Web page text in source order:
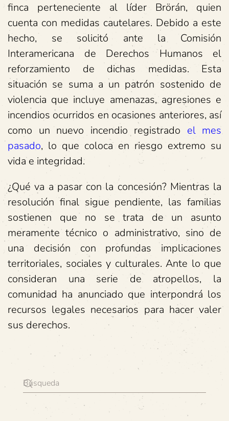
finca perteneciente al líder Brörán, quien
cuenta con medidas cautelares. Debido a este
hecho, se solicitó ante la Comisión
Interamericana de Derechos Humanos el
reforzamiento de dichas medidas. Esta
situación se suma a un patrón sostenido de
violencia que incluye amenazas, agresiones e
incendios ocurridos en ocasiones anteriores, así
como un nuevo incendio registrado el mes
pasado, lo que coloca en riesgo extremo su
vida e integridad.
¿Qué va a pasar con la concesión? Mientras la
resolución final sigue pendiente, las familias
sostienen que no se trata de un asunto
meramente técnico o administrativo, sino de
una decisión con profundas implicaciones
territoriales, sociales y culturales. Ante lo que
consideran una serie de atropellos, la
comunidad ha anunciado que interpondrá los
recursos legales necesarios para hacer valer
sus derechos.